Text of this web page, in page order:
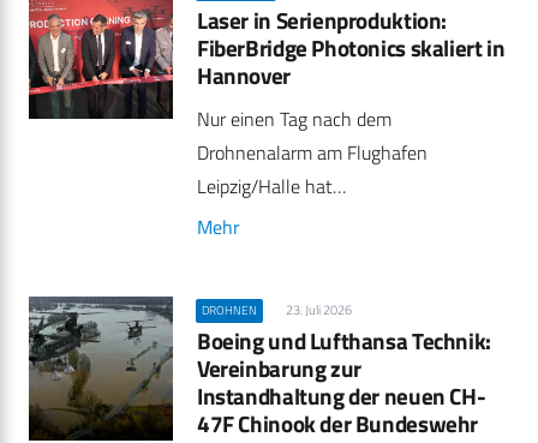
Laser in Serienproduktion:
FiberBridge Photonics skaliert in
Hannover
Nur einen Tag nach dem
Drohnenalarm am Flughafen
Leipzig/Halle hat…
Mehr
DROHNEN 23. Juli 2026
Boeing und Lufthansa Technik:
Vereinbarung zur
Instandhaltung der neuen CH-
47F Chinook der Bundeswehr